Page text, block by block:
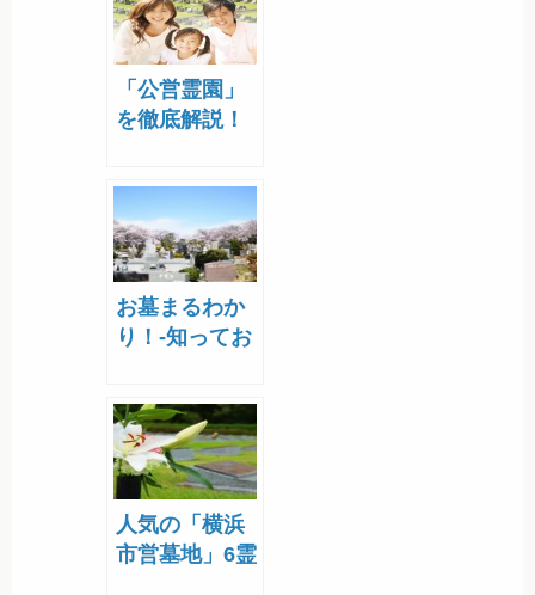
「公営霊園」
を徹底解説！
お墓まるわか
り！-知ってお
種類と選び方-
人気の「横浜
市営墓地」6霊